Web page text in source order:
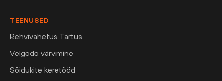
TEENUSED
Rehvivahetus Tartus
Velgede värvimine
Sõidukite keretööd